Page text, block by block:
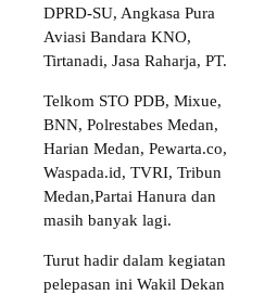
DPRD-SU, Angkasa Pura
Aviasi Bandara KNO,
Tirtanadi, Jasa Raharja, PT.
Telkom STO PDB, Mixue,
BNN, Polrestabes Medan,
Harian Medan, Pewarta.co,
Waspada.id, TVRI, Tribun
Medan,Partai Hanura dan
masih banyak lagi.
Turut hadir dalam kegiatan
pelepasan ini Wakil Dekan